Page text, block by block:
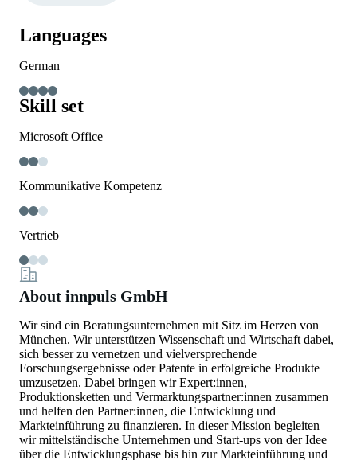
Languages
German
Skill set
Microsoft Office
Kommunikative Kompetenz
Vertrieb
About innpuls GmbH
Wir sind ein Beratungsunternehmen mit Sitz im Herzen von
München. Wir unterstützen Wissenschaft und Wirtschaft dabei,
sich besser zu vernetzen und vielversprechende
Forschungsergebnisse oder Patente in erfolgreiche Produkte
umzusetzen. Dabei bringen wir Expert:innen,
Produktionsketten und Vermarktungspartner:innen zusammen
und helfen den Partner:innen, die Entwicklung und
Markteinführung zu finanzieren. In dieser Mission begleiten
wir mittelständische Unternehmen und Start-ups von der Idee
über die Entwicklungsphase bis hin zur Markteinführung und